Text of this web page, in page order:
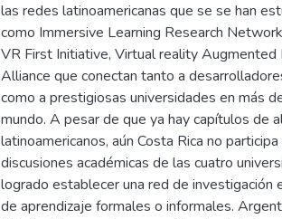
las redes latinoamericanas que se se han
como Immersive Learning Research
VR First Initiative, Virtual reality
Alliance que conectan tanto a
como a prestigiosas universidades en más
mundo. A pesar de que ya hay capítulos de
latinoamericanos, aún Costa Rica no
discusiones académicas de las cuatro
logrado establecer una red de investigación
de aprendizaje formales o informales.